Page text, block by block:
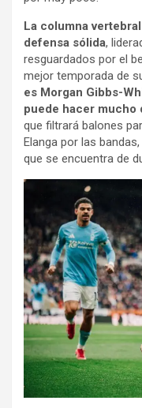
La columna
defensa sólida,
resguardados por el
mejor temporada de
es Morgan Gibbs-
puede hacer mucho
que filtrará balones
Elanga por las
que se encuentra de